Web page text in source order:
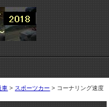
車 > スポーツカー > コーナリング速度